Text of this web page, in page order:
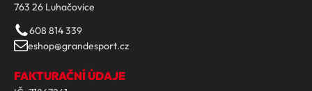
763 26 Luhačovice
608 814 339
eshop@grandesport.cz
FAKTURAČNÍ ÚDAJE